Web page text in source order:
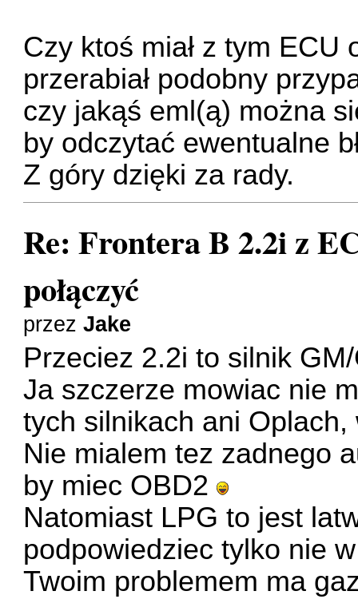
Czy ktoś miał z tym
przerabiał podobny
czy jakąś eml(ą) można
by odczytać ewentualne
Z góry dzięki za rady.
Re: Frontera B 2.2i z
połączyć
przezJake
Przeciez 2.2i to silnik
Ja szczerze mowiac nie
tych silnikach ani
Nie mialem tez zadnego
by miec OBD2
Natomiast LPG to jest
podpowiedziec tylko nie
Twoim problemem ma